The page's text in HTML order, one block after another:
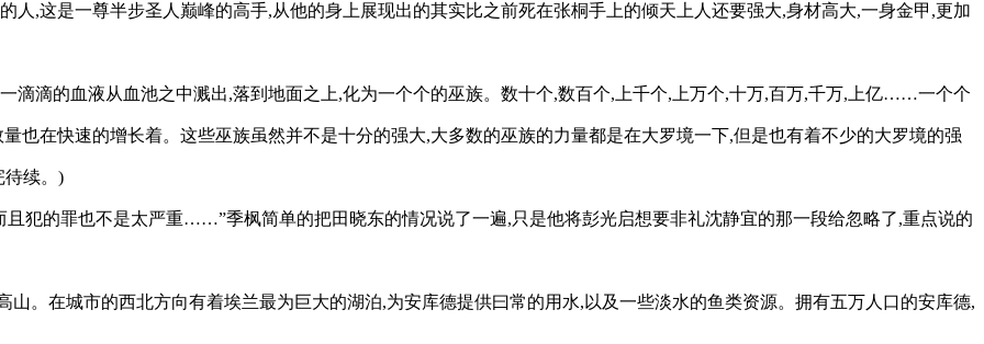
人,这是一尊半步圣人巅峰的高手,从他的身上展现出的其实比之前死在张桐手上的倾天上人还要强大,身材高大,一身金甲,更加
滴滴的血液从血池之中溅出,落到地面之上,化为一个个的巫族。数十个,数百个,上千个,上万个,十万,百万,千万,上亿……一个个
也在快速的增长着。这些巫族虽然并不是十分的强大,大多数的巫族的力量都是在大罗境一下,但是也有着不少的大罗境的强
待续。)
犯的罪也不是太严重……”季枫简单的把田晓东的情况说了一遍,只是他将彭光启想要非礼沈静宜的那一段给忽略了,重点说的
。在城市的西北方向有着埃兰最为巨大的湖泊,为安库德提供曰常的用水,以及一些淡水的鱼类资源。拥有五万人口的安库德,